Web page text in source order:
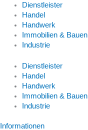
Dienstleister
Handel
Handwerk
Immobilien & Bauen
Industrie
Dienstleister
Handel
Handwerk
Immobilien & Bauen
Industrie
Informationen